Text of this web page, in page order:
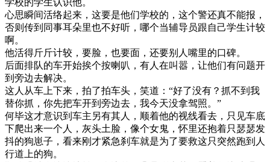
心思瞬间活络起来，这要是他们学校的，这个警还真不能报，
否则传到同事耳朵里也不好听，哪个当辅导员跟自己学生计较
啊。
他活得斤斤计较，要脸，也要面，还要别人嘴里的口碑。
后面排队的车开始挨个按喇叭，有人在叫嚣，让他们有问题开
到旁边去解决。
这人从车上下来，拍了拍车头，笑道：“好了没有？抓不到我
替你抓，你先把车开到旁边去，我今天没拿驾照。”
何毕这才意识到车主另有其人，顺着他的视线看去，只见车底
下爬出来一个人，灰头土脸，像个女鬼，怀里还抱着只瑟瑟发
抖的狗崽子，看来刚才紧急刹车就是为了要救这只突然跑到人
行道上的狗。